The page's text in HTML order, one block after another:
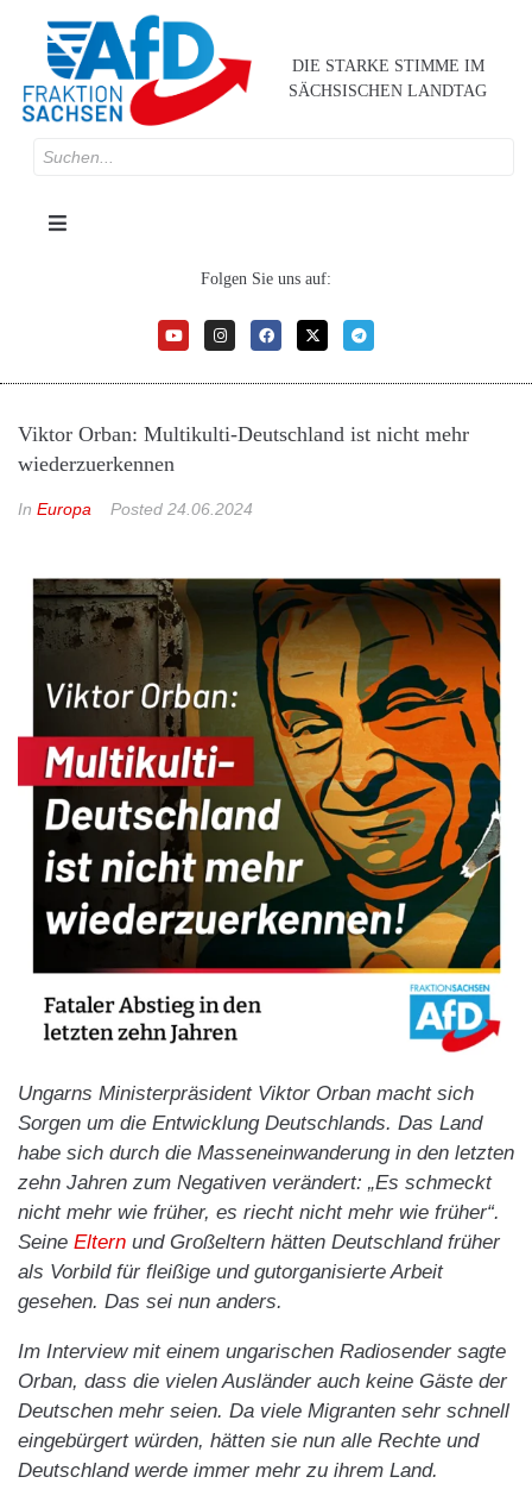
DIE STARKE STIMME IM
SÄCHSISCHEN LANDTAG
Folgen Sie uns auf:
Viktor Orban: Multikulti-Deutschland ist nicht mehr
wiederzuerkennen
In Europa Posted 24.06.2024
Ungarns Ministerpräsident Viktor Orban macht sich
Sorgen um die Entwicklung Deutschlands. Das Land
habe sich durch die Masseneinwanderung in den letzten
zehn Jahren zum Negativen verändert: „Es schmeckt
nicht mehr wie früher, es riecht nicht mehr wie früher“.
Seine Eltern und Großeltern hätten Deutschland früher
als Vorbild für fleißige und gutorganisierte Arbeit
gesehen. Das sei nun anders.
Im Interview mit einem ungarischen Radiosender sagte
Orban, dass die vielen Ausländer auch keine Gäste der
Deutschen mehr seien. Da viele Migranten sehr schnell
eingebürgert würden, hätten sie nun alle Rechte und
Deutschland werde immer mehr zu ihrem Land.